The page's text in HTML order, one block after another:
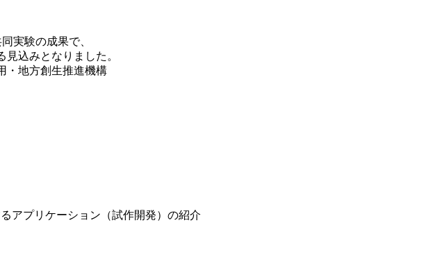
実験の成果で、
込みとなりました。
・地方創生推進機構
アプリケーション（試作開発）の紹介